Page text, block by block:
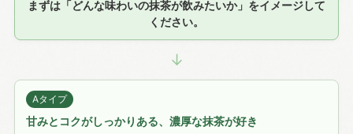
まずは「どんな味わいの抹茶が飲みたいか」をイメージして
ください。
↓
Aタイプ
甘みとコクがしっかりある、濃厚な抹茶が好き